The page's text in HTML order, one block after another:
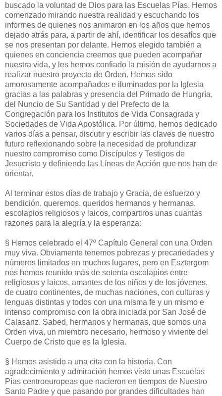
buscado la voluntad de Dios para las Escuelas Pías. Hemos
comenzado mirando nuestra realidad y escuchando los
informes de quienes nos animaron en los años que hemos
dejado atrás para, a partir de ahí, identificar los desafíos que
se nos presentan por delante. Hemos elegido también a
quienes en conciencia creemos que pueden acompañar
nuestra vida, y les hemos confiado la misión de ayudarnos a
realizar nuestro proyecto de Orden. Hemos sido
amorosamente acompañados e iluminados por la Iglesia
gracias a las palabras y presencia del Primado de Hungría,
del Nuncio de Su Santidad y del Prefecto de la
Congregación para los Institutos de Vida Consagrada y
Sociedades de Vida Apostólica. Por último, hemos dedicado
varios días a pensar, discutir y escribir las claves de nuestro
futuro reflexionando sobre la necesidad de profundizar
nuestro compromiso como Discípulos y Testigos de
Jesucristo y definiendo las Líneas de Acción que nos han de
orientar.
Al terminar estos días de trabajo y Gracia, de esfuerzo y
bendición, queremos, queridos hermanos y hermanas,
escolapios religiosos y laicos, compartiros unas cuantas
razones para la alegría y la esperanza:
§ Hemos celebrado el 47º Capítulo General con una Orden
muy viva. Obviamente tenemos pobrezas y precariedades y
números limitados en muchos lugares, pero en Esztergom
nos hemos reunido más de setenta escolapios entre
religiosos y laicos, amantes de los niños y de los jóvenes,
de cuatro continentes, de muchas naciones, con culturas y
lenguas distintas y todos con una misma fe y un mismo e
intenso compromiso con la obra iniciada por San José de
Calasanz. Sabed, hermanos y hermanas, que somos una
Orden viva, un miembro necesario, hermoso y viviente del
Cuerpo de Cristo que es la Iglesia.
§ Hemos asistido a una cita con la historia. Con
agradecimiento y admiración hemos visto unas Escuelas
Pías centroeuropeas que nacieron en tiempos de Nuestro
Santo Padre y que pasando por grandes dificultades han